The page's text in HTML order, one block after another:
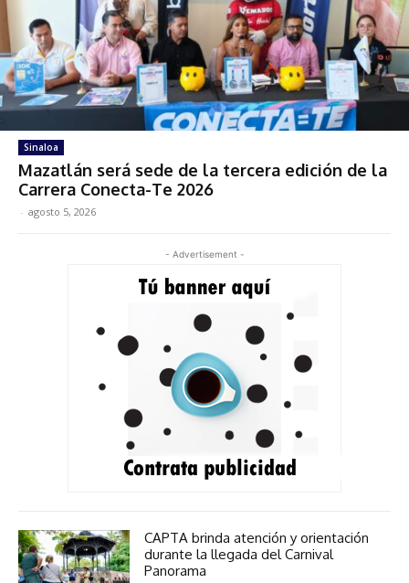
Sinaloa
Mazatlán será sede de la tercera edición de la
Carrera Conecta-Te 2026
- agosto 5, 2026
- Advertisement -
CAPTA brinda atención y orientación
durante la llegada del Carnival
Panorama